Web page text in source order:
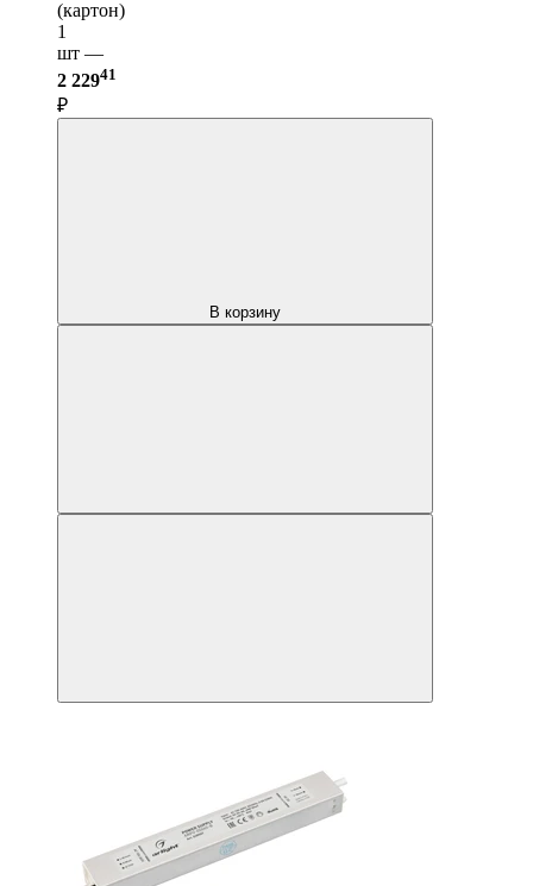
(картон)
1
шт —
2 22941
₽
В корзину